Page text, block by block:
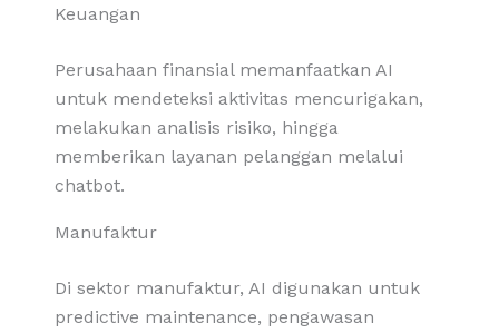
Keuangan
Perusahaan finansial memanfaatkan AI
untuk mendeteksi aktivitas mencurigakan,
melakukan analisis risiko, hingga
memberikan layanan pelanggan melalui
chatbot.
Manufaktur
Di sektor manufaktur, AI digunakan untuk
predictive maintenance, pengawasan